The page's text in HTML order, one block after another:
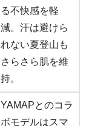
る不快感を軽
減。汗は避けら
れない夏登山も
さらさら肌を維
持。
YAMAPとのコラ
ボモデルはスマ